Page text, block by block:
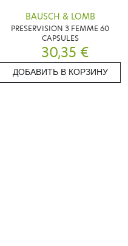
BAUSCH & LOMB
PRESERVISION 3 FEMME 60
CAPSULES
30,35 €
ДОБАВИТЬ В КОРЗИНУ